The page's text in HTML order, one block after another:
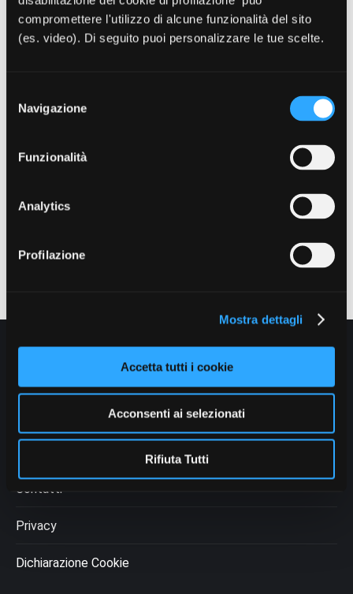
compromettere l'utilizzo di alcune funzionalità del sito
(es. video). Di seguito puoi personalizzare le tue scelte.
delNavigazione
Funzionalità
Analytics
Profilazione
Mostra dettagli
Accetta tutti i cookie
Acconsenti ai selezionati
Rifiuta Tutti
Contatti
Privacy
Dichiarazione Cookie